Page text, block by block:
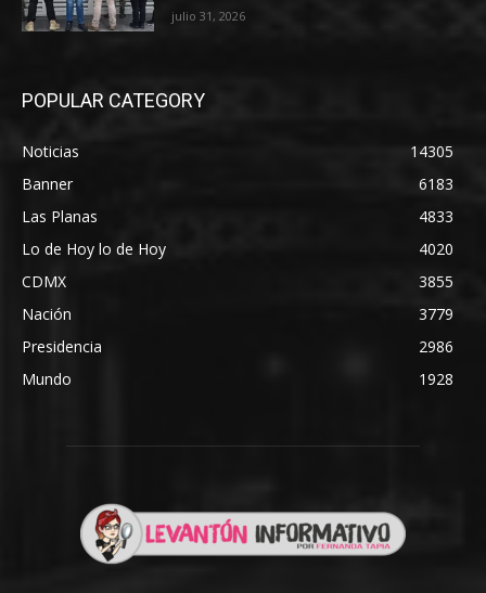
julio 31, 2026
POPULAR CATEGORY
Noticias
14305
Banner
6183
Las Planas
4833
Lo de Hoy lo de Hoy
4020
CDMX
3855
Nación
3779
Presidencia
2986
Mundo
1928